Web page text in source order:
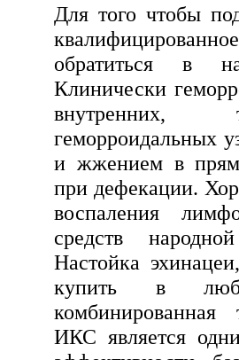
Для того чтобы
обратиться в
Клинически
внутренних,
геморроидальных
и жжением в
при дефекации.
воспаления
средств
Настойка
купить в
ИКС является